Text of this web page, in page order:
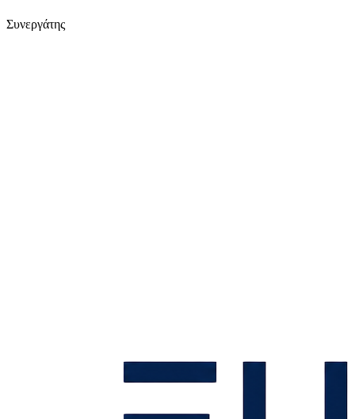
Συνεργάτης